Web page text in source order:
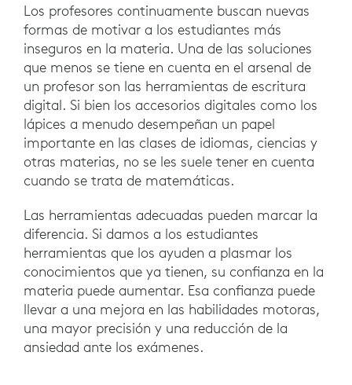
Los profesores continuamente buscan nuevas
formas de motivar a los estudiantes más
inseguros en la materia. Una de las soluciones
que menos se tiene en cuenta en el arsenal de
un profesor son las herramientas de escritura
digital. Si bien los accesorios digitales como los
lápices a menudo desempeñan un papel
importante en las clases de idiomas, ciencias y
otras materias, no se les suele tener en cuenta
cuando se trata de matemáticas.
Las herramientas adecuadas pueden marcar la
diferencia. Si damos a los estudiantes
herramientas que los ayuden a plasmar los
conocimientos que ya tienen, su confianza en la
materia puede aumentar. Esa confianza puede
llevar a una mejora en las habilidades motoras,
una mayor precisión y una reducción de la
ansiedad ante los exámenes.